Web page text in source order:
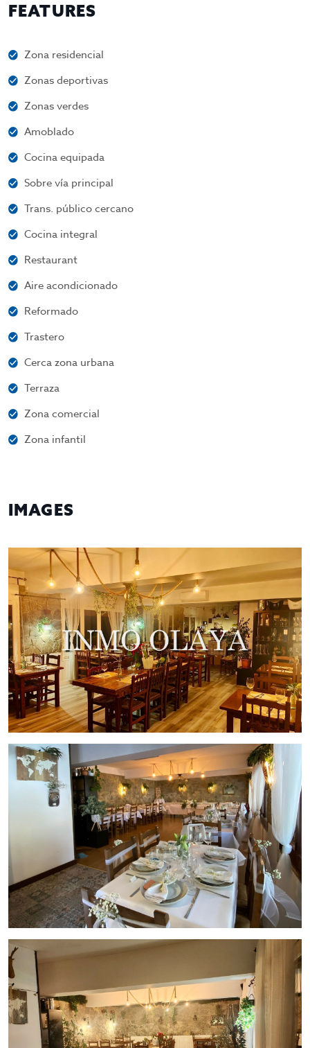
FEATURES
Zona residencial
Zonas deportivas
Zonas verdes
Amoblado
Cocina equipada
Sobre vía principal
Trans. público cercano
Cocina integral
Restaurant
Aire acondicionado
Reformado
Trastero
Cerca zona urbana
Terraza
Zona comercial
Zona infantil
IMAGES